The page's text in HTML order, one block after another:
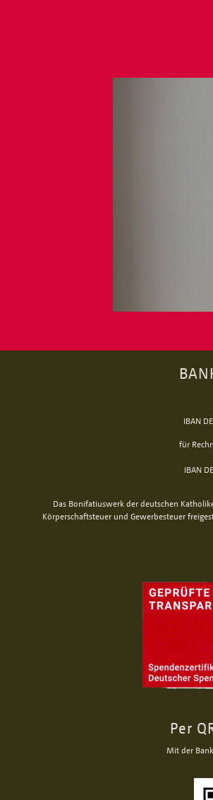
IBAN
für
IBAN
Das Bonifatiuswerk der deutschen
Körperschaftsteuer und Gewerbesteuer
Per
Mit der